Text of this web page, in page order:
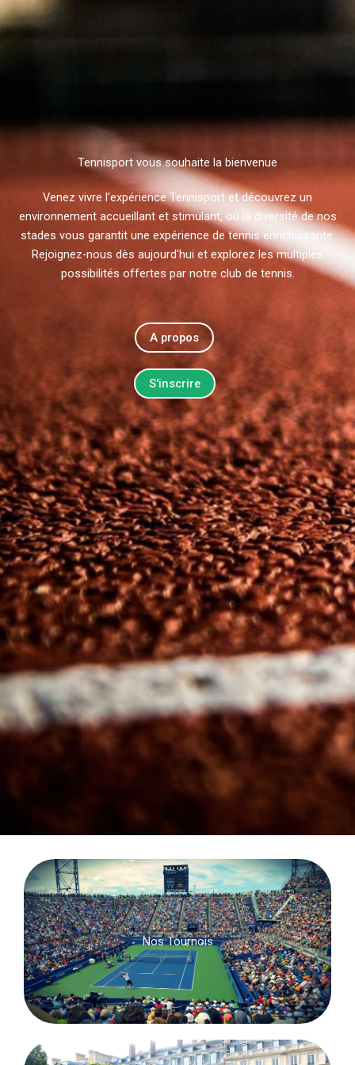
Tennisport vous souhaite la bienvenue
Venez vivre l'expérience Tennisport et découvrez un
environnement accueillant et stimulant, où la diversité de nos
stades vous garantit une expérience de tennis enrichissante.
Rejoignez-nous dès aujourd'hui et explorez les multiples
possibilités offertes par notre club de tennis.
A propos
S'inscrire
Nos Tournois